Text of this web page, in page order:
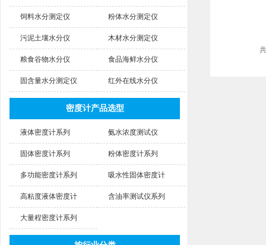
饲料水分测定仪 粉体水分测定仪
污泥土壤水分仪 木材水分测定仪
粮食谷物水分仪 食品海鲜水分仪
固含量水分测定仪 红外在线水分仪
密度计产品选型
液体密度计系列 氨水浓度测试仪
固体密度计系列 粉体密度计系列
多功能密度计系列 吸水性固体密度计
高粘度液体密度计 含油率测试仪系列
大量程密度计系列
共